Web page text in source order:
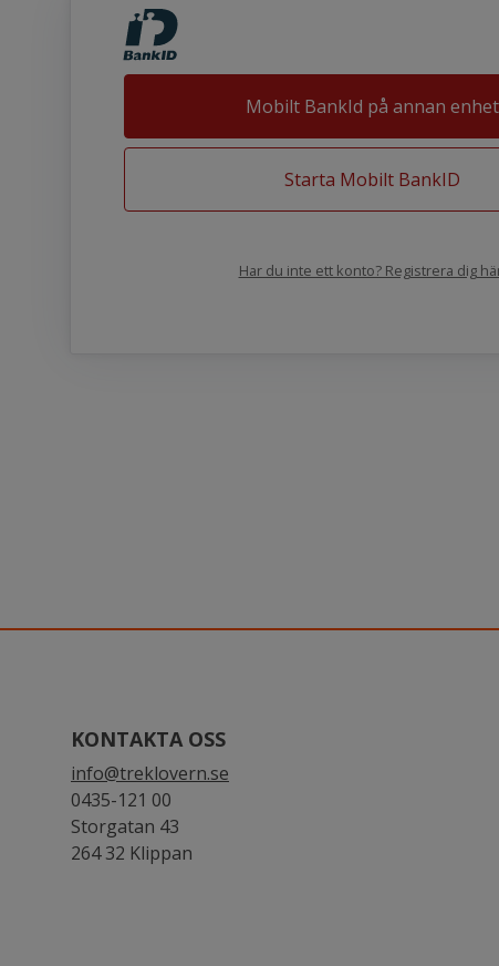
Starta Mobilt BankID
Mobilt BankId på annan enhet
Har du inte ett konto? Registrera dig
KONTAKTA OSS
info@treklovern.se
0435-121 00
Storgatan 43
264 32 Klippan